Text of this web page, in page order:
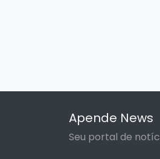
Apende News
Seu portal de